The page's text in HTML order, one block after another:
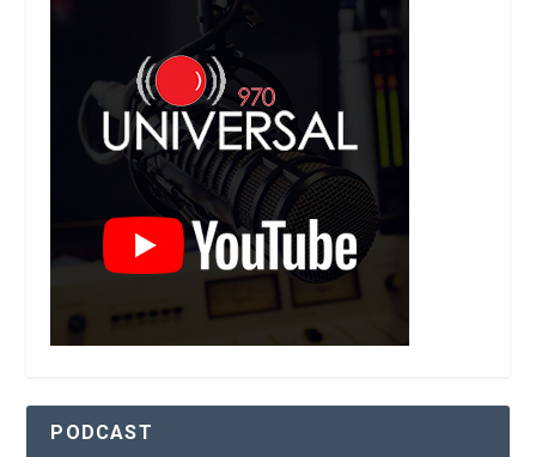
PODCAST